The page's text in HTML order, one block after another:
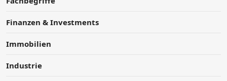
Finanzen & Investments
Immobilien
Industrie